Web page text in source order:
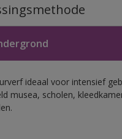
ideaal voor intensief
musea, scholen,